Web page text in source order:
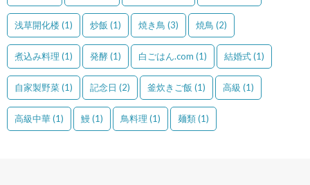
浅草開化楼(1) 炒飯 (1) 焼き鳥 (3) 焼鳥 (2)
煮込み料理 (1) 発酵(1) 白ごはん.com (1) 結婚式(1)
自家製野菜(1) 記念日 (2) 釜炊きご飯 (1) 高級 (1)
高級中華(1) 鰻(1) 鳥料理 (1) 麺類(1)